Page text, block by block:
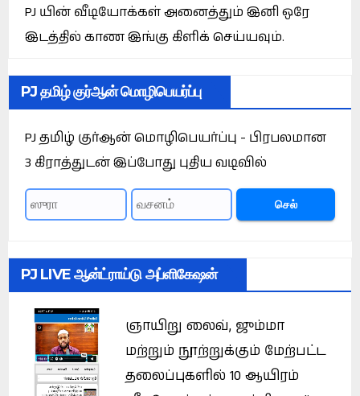
PJ யின் வீடியோக்கள் அனைத்தும் இனி ஒரே
இடத்தில் காண இங்கு கிளிக் செய்யவும்.
PJ தமிழ் குர்ஆன் மொழிபெயர்ப்பு
PJ தமிழ் குர்ஆன் மொழிபெயர்ப்பு - பிரபலமான
3 கிராத்துடன் இப்போது புதிய வடிவில்
செல்
PJ LIVE ஆன்ட்ராய்டு அப்ளிகேஷன்
ஞாயிறு லைவ், ஜும்மா
மற்றும் நூற்றுக்கும் மேற்பட்ட
தலைப்புகளில் 10 ஆயிரம்